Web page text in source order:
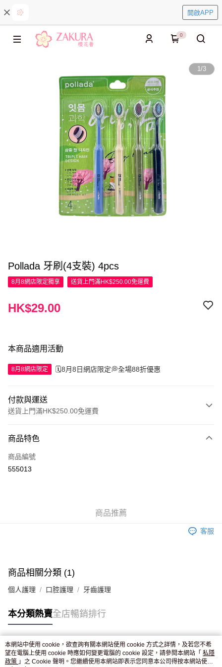
開啟APP
0
1/3
Pollada 牙刷(4支裝) 4pcs
8月8網店限定獨享 送貨上門滿HK$250.00免運費
HK$29.00
本商品適用活動
8月8網店限定 🗓️8月8日網店限定💭全場88折優惠
付款與運送
送貨上門滿HK$250.00免運費
信用卡
Apple Pay
付款後門市自取，訂單確認後2-4個工作天到店，7天內取。逾期後
商品特色
商品編號
555013
商品推薦
客服
商品相關分類 (1)
個人護理 口腔護理 牙齒護理
本分類熱賣全店暢銷排行
熱門標籤
本網站中使用 cookie，欲查詢有關本網站使用 cookie 方式之詳情，及若您不希
望在電腦上使用 cookie 時應如何變更電腦的 cookie 設定，請參閱本網站「 私隱
政策 」之 Cookie 聲明。您繼續使用本網站即表示您同意本公司得按本網站使用